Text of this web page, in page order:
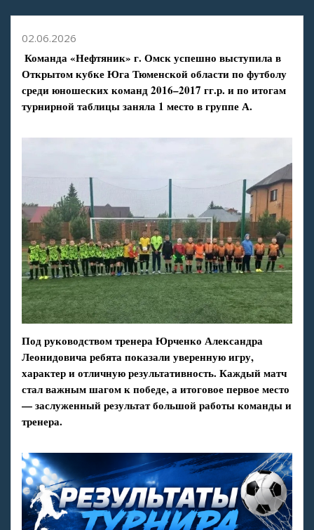
02.06.2026
Команда «Нефтяник» г. Омск успешно выступила в
Открытом кубке Юга Тюменской области по футболу
среди юношеских команд 2016–2017 гг.р. и по итогам
турнирной таблицы заняла 1 место в группе А.
Под руководством тренераЮрченко Александра
Леонидовича ребята показали уверенную игру,
характер и отличную результативность. Каждый матч
стал важным шагом к победе, а итоговое первое место
— заслуженный результат большой работы команды и
тренера.